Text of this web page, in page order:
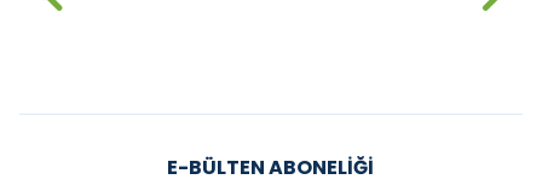
E-BÜLTEN ABONELIĞI